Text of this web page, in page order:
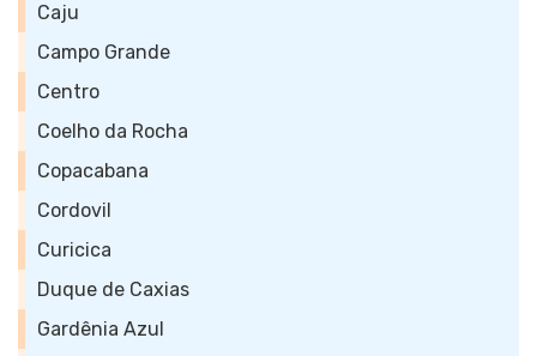
Caju
Campo Grande
Centro
Coelho da Rocha
Copacabana
Cordovil
Curicica
Duque de Caxias
Gardênia Azul